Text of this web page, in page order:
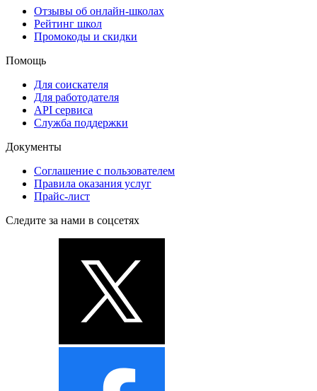
Отзывы об онлайн-школах
Рейтинг школ
Промокоды и скидки
Помощь
Для соискателя
Для работодателя
API сервиса
Служба поддержки
Документы
Соглашение с пользователем
Правила оказания услуг
Прайс-лист
Следите за нами в соцсетях